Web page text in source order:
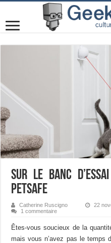
Sur le banc
PetSafe
Catherine Ruscigno 22
1 commentaire
Êtes-vous soucieux de la
mais vous n’avez pas le temps